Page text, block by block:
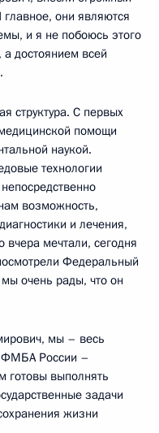
они являются
и я не побоюсь этого
достоянием всей
структура. С первых
помощи
наукой.
технологии
возможность,
и лечения,
мечтали, сегодня
Федеральный
очень рады, что он
мы – весь
ФМБА России –
готовы выполнять
задачи
жизни